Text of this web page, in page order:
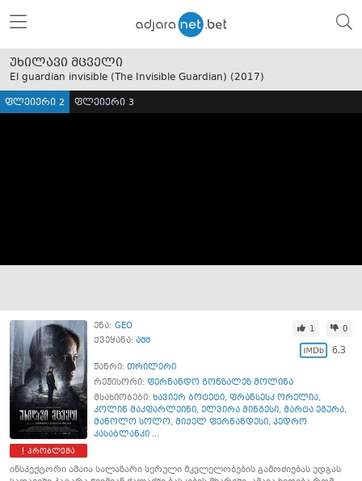
უხილავი მცველი
El guardian invisible (The Invisible Guardian) (2017)
ფლეიერი 2 ფლეიერი 3
პრობლემა
ენა: GEO
ქვეყანა: აშშ
1 0
6.3
ჟანრი: თრილერი
რეჟისორი: ფერნანდო გონზალეზ მოლინა
მსახიობები: ხავიერ ბოტეტი, ფრანსესკ ორელია,
კოლინ მაკფარლეინი, ელვირა მინგესი, მარტა ეგურა,
მანოლო სოლო, მიქელ ფერნანდესი, პედრო
კასაბლანკი ...
ინსპექტორი ამაია სალაზარი სერული მკვლელობების გამოძიებას უდგას